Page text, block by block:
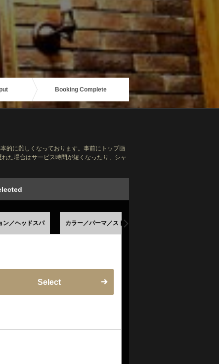
Booking Complete
的に難しくなっております。事前にトップ画
た場合はサービス時間が短くなったり、シャ
ン／ヘッドスパ カラー／パーマ／ストレート
Select